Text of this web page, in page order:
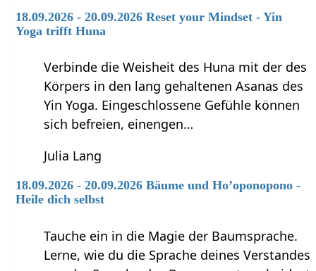
18.09.2026 - 20.09.2026 Reset your Mindset - Yin
Yoga trifft Huna
Verbinde die Weisheit des Huna mit der des
Körpers in den lang gehaltenen Asanas des
Yin Yoga. Eingeschlossene Gefühle können
sich befreien, einengen…
Julia Lang
18.09.2026 - 20.09.2026 Bäume und Ho’oponopono -
Heile dich selbst
Tauche ein in die Magie der Baumsprache.
Lerne, wie du die Sprache deines Verstandes